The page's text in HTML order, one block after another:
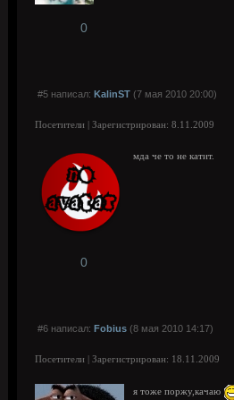
0
#5 написал: KalinST (7 мая 2010 20:00)
Посетители | Зарегистрирован: 8.11.2009
мда че то не катит.
0
#6 написал: Fobius (8 мая 2010 14:17)
Посетители | Зарегистрирован: 18.11.2009
я тоже поржу,качаю